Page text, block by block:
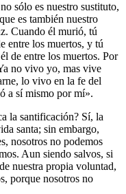
sólo es nuestro sustituto,
es también nuestro
Cuando él murió, tú
entre los muertos, y tú
de entre los muertos. Por
no vivo yo, mas vive
lo vivo en la fe del
a sí mismo por mí».
la santificación? Sí, la
santa; sin embargo,
nosotros no podemos
Aun siendo salvos, si
nuestra propia voluntad,
porque nosotros no